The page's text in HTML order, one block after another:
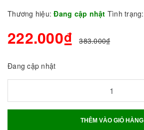
Thương hiệu: Đang cập nhật Tình trạng:
222.000₫ 383.000₫
Đang cập nhật
THÊM VÀO GIỎ HÀNG